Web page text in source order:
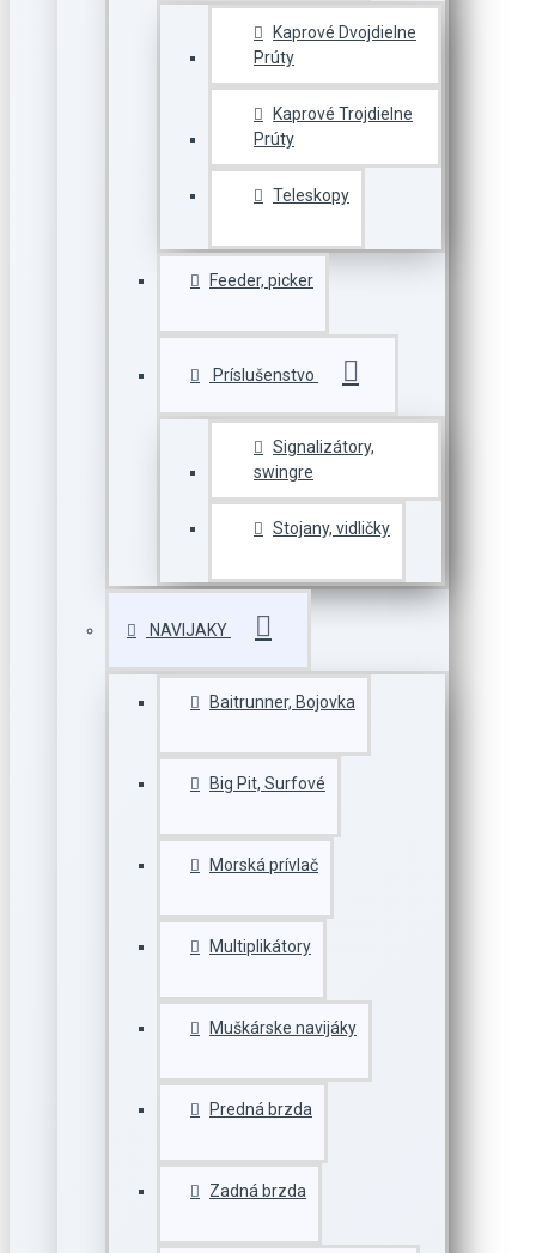
Kaprové Dvojdielne
Prúty
Kaprové Trojdielne
Prúty
Teleskopy
Feeder, picker
Príslušenstvo
Signalizátory,
swingre
Stojany, vidličky
NAVIJAKY
Baitrunner, Bojovka
Big Pit, Surfové
Morská prívlač
Multiplikátory
Muškárske navijáky
Predná brzda
Zadná brzda